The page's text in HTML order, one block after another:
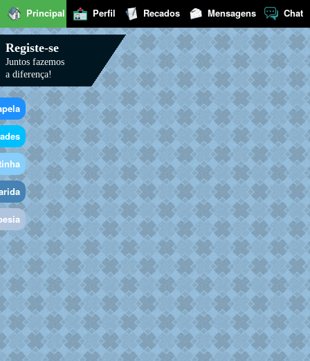
Principal Perfil Recados Mensagens Chat
Registe-se
Juntos fazemos
a diferença!